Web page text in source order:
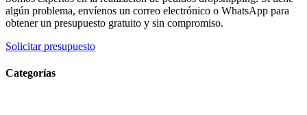
algún problema, envíenos un correo electrónico o WhatsApp para
obtener un presupuesto gratuito y sin compromiso.
Solicitar presupuesto
Categorías